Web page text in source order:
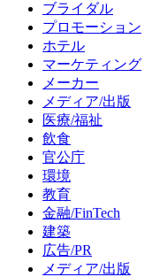
ブライダル
プロモーション
ホテル
マーケティング
メーカー
メディア/出版
医療/福祉
飲食
官公庁
環境
教育
金融/FinTech
建築
広告/PR
メディア/出版